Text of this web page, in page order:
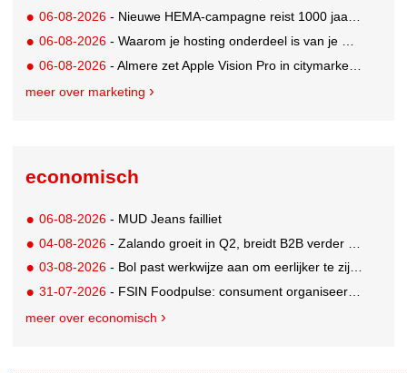
06-08-2026 - Nieuwe HEMA-campagne reist 1000 jaar terug in de tijd naar 'Hemastein'
06-08-2026 - Waarom je hosting onderdeel is van je merkstrategie
06-08-2026 - Almere zet Apple Vision Pro in citymarketing
meer over marketing
economisch
06-08-2026 - MUD Jeans failliet
04-08-2026 - Zalando groeit in Q2, breidt B2B verder uit en innoveert met AI
03-08-2026 - Bol past werkwijze aan om eerlijker te zijn naar verkopers en consumenten
31-07-2026 - FSIN Foodpulse: consument organiseert eet- en koopgedrag bewuster
meer over economisch